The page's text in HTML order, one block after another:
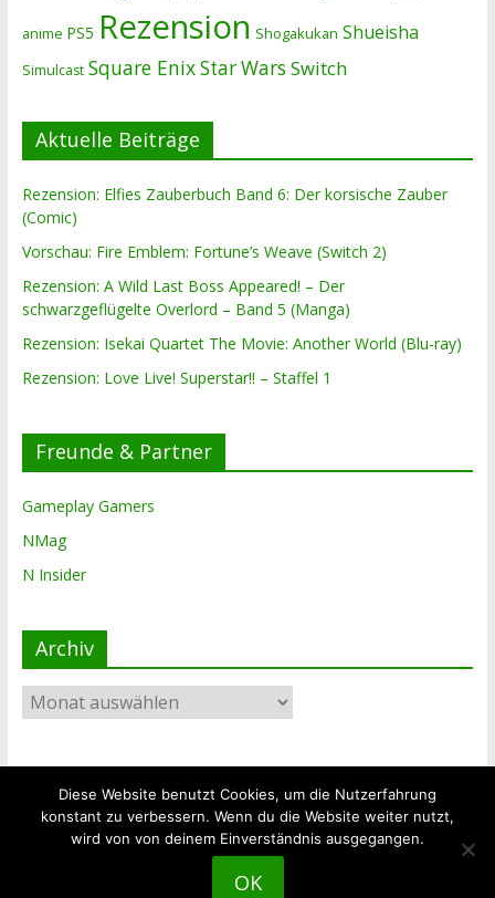
anime PS5 Rezension Shogakukan Shueisha
Simulcast Square EnixStar Wars Switch
Aktuelle Beiträge
Rezension: Elfies Zauberbuch Band 6: Der korsische Zauber
(Comic)
Vorschau: Fire Emblem: Fortune’s Weave (Switch 2)
Rezension: A Wild Last Boss Appeared! – Der
schwarzgeflügelte Overlord – Band 5 (Manga)
Rezension: Isekai Quartet The Movie: Another World (Blu-ray)
Rezension: Love Live! Superstar!! – Staffel 1
Freunde & Partner
Gameplay Gamers
NMag
N Insider
Archiv
Archiv
Copyright © 2026The Lost Dungeon. Alle Rechte vorbehalten.
Theme: ColorMag vonThemeGrill. Bereitgestellt von
WordPress
Diese Website benutzt Cookies, um die Nutzerfahrung
konstant zu verbessern. Wenn du die Website weiter nutzt,
wird von von deinem Einverständnis ausgegangen.
OK